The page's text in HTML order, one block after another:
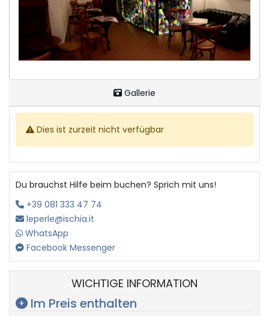
Gallerie
Dies ist zurzeit nicht verfügbar
Du brauchst Hilfe beim buchen? Sprich mit uns!
+39 081 333 47 74
leperle@ischia.it
WhatsApp
Facebook Messenger
WICHTIGE INFORMATION
Im Preis enthalten